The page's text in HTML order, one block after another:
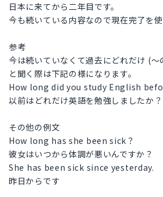
日本に来てから二年目です。
今も続いている内容なので現在完了を使
参考
今は続いていなくて過去にどれだけ (～
と聞く際は下記の様になります。
How long did you study English
以前はどれだけ英語を勉強しましたか？
その他の例文
How long has she been sick？
彼女はいつから体調が悪いんですか？
She has been sick since yesterday.
昨日からです